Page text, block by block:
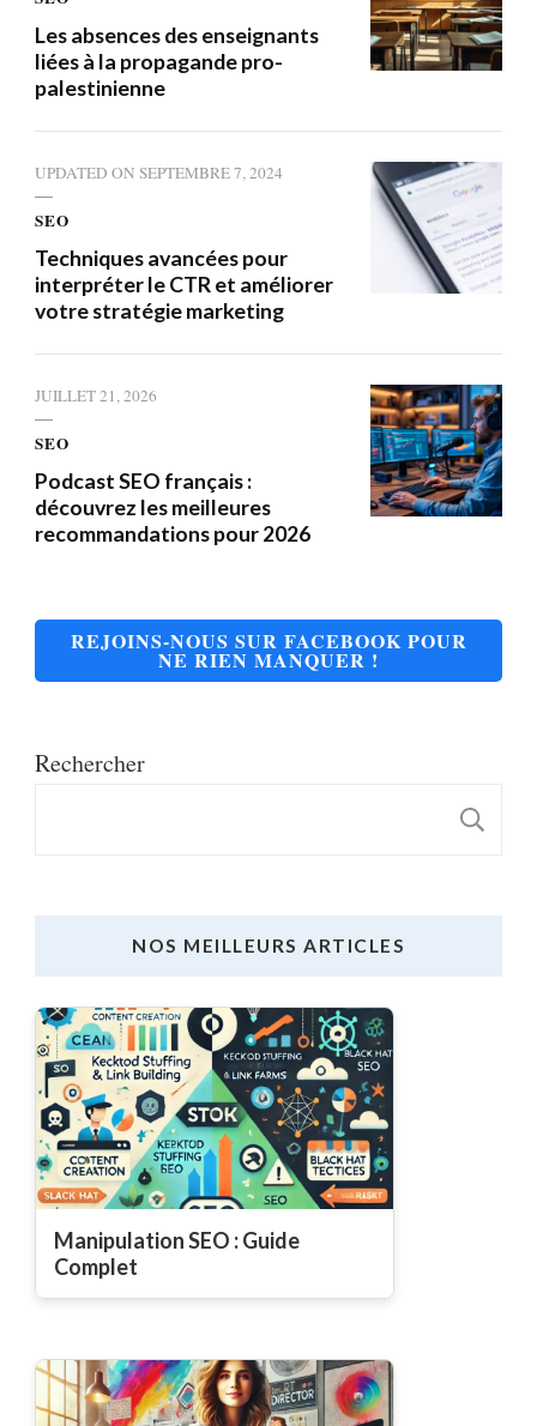
Les absences des enseignants
liées à la propagande pro-
palestinienne
UPDATED ON SEPTEMBRE 7, 2024
SEO
Techniques avancées pour
interpréter le CTR et améliorer
votre stratégie marketing
JUILLET 21, 2026
SEO
Podcast SEO français :
découvrez les meilleures
recommandations pour 2026
REJOINS-NOUS SUR FACEBOOK POUR
NE RIEN MANQUER !
Rechercher
NOS MEILLEURS ARTICLES
Manipulation SEO : Guide
Complet